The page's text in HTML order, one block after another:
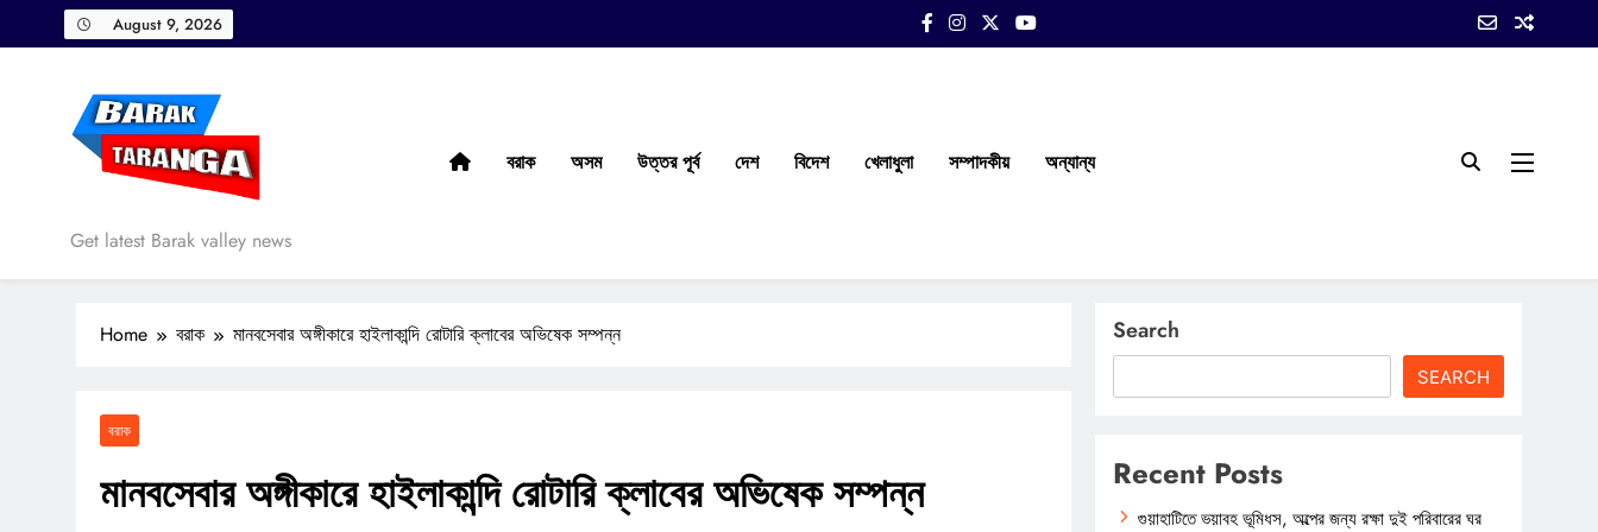
to
August 9, 2026
Barak Taranga
Get latest Barak valley news
বরাক অসম উত্তর পূর্ব দেশ বিদেশ খেলাধুলা সম্পাদকীয় অন্যান্য
Home বরাক মানবসেবার অঙ্গীকারে হাইলাকান্দি রোটারি ক্লাবের অভিষেক সম্পন্ন
বরাক
মানবসেবার অঙ্গীকারে হাইলাকান্দি রোটারি ক্লাবের অভিষেক সম্পন্ন
Search
SEARCH
Recent Posts
গুয়াহাটিতে ভয়াবহ ভূমিধস, অল্পের জন্য রক্ষা দুই পরিবারের ঘর